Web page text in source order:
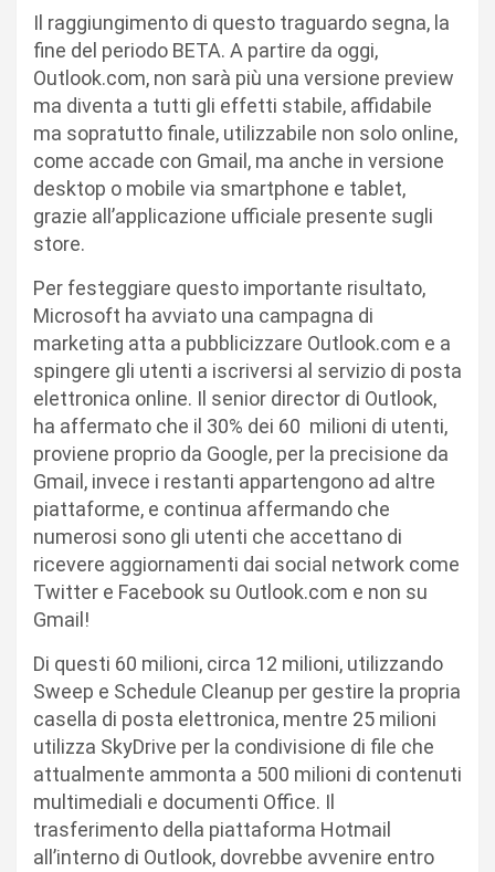
Il raggiungimento di questo traguardo segna, la
fine del periodo BETA. A partire da oggi,
Outlook.com, non sarà più una versione preview
ma diventa a tutti gli effetti stabile, affidabile
ma sopratutto finale, utilizzabile non solo online,
come accade con Gmail, ma anche in versione
desktop o mobile via smartphone e tablet,
grazie all’applicazione ufficiale presente sugli
store.
Per festeggiare questo importante risultato,
Microsoft ha avviato una campagna di
marketing atta a pubblicizzare Outlook.com e a
spingere gli utenti a iscriversi al servizio di posta
elettronica online. Il senior director di Outlook,
ha affermato che il 30% dei 60 milioni di utenti,
proviene proprio da Google, per la precisione da
Gmail, invece i restanti appartengono ad altre
piattaforme, e continua affermando che
numerosi sono gli utenti che accettano di
ricevere aggiornamenti dai social network come
Twitter e Facebook su Outlook.com e non su
Gmail!
Di questi 60 milioni, circa 12 milioni, utilizzando
Sweep e Schedule Cleanup per gestire la propria
casella di posta elettronica, mentre 25 milioni
utilizza SkyDrive per la condivisione di file che
attualmente ammonta a 500 milioni di contenuti
multimediali e documenti Office. Il
trasferimento della piattaforma Hotmail
all’interno di Outlook, dovrebbe avvenire entro